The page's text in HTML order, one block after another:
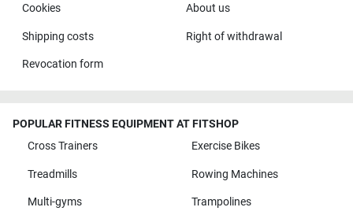
Cookies About us
Shipping costs Right of withdrawal
Revocation form
POPULAR FITNESS EQUIPMENT AT FITSHOP
Cross Trainers
Exercise Bikes
Treadmills Rowing Machines
Multi-gyms Trampolines